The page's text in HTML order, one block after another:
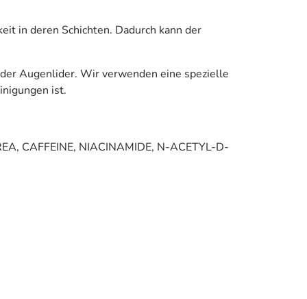
in deren Schichten. Dadurch kann der
Augenlider. Wir verwenden eine spezielle
ist.
CAFFEINE, NIACINAMIDE, N-ACETYL-D-